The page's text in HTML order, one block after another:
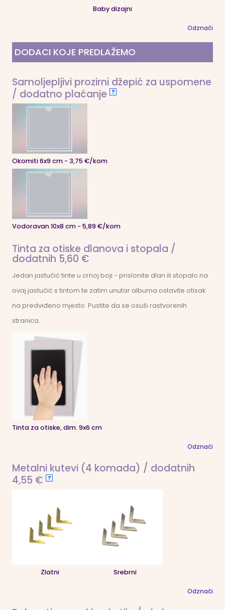
Baby dizajni
Odznači
DODACI KOJE PREDLAŽEMO
Samoljepljivi prozirni džepić za uspomene
/ dodatno plaćanje
?
Okomiti 6x9 cm - 3,75 €/kom
Vodoravan 10x8 cm - 5,89 €/kom
Tinta za otiske dlanova i stopala /
dodatnih 5,60 €
Jedan jastučić tinte u crnoj boji - prislonite dlan ili stopalo na
ovaj jastučić s tintom te zatim unutar albuma ostavite otisak
na predviđeno mjesto. Pustite da se osuši rastvorenih
stranica.
Tinta za otiske, dim. 9x6 cm
Odznači
Metalni kutevi (4 komada) / dodatnih
4,55 €
?
Zlatni Srebrni
Odznači